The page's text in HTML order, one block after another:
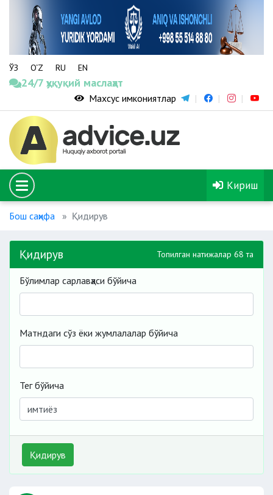
ЎЗ O‘Z RU EN
24/7 ҳуқуқий маслаҳат
Махсус имкониятлар
Кириш
Бош саҳифа Қидирув
Қидирув Топилган натижалар 68 та
Бўлимлар сарлавҳаси бўйича
Матндаги сўз ёки жумлалалар бўйича
Тег бўйича
Қидирув